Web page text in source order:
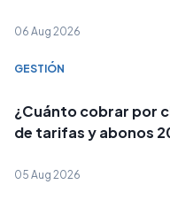
06 Aug 2026
GESTIÓN
¿Cuánto cobrar por
de tarifas y abonos
05 Aug 2026